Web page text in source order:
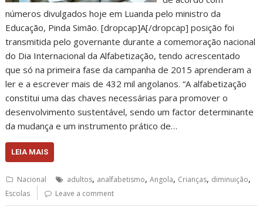
números divulgados hoje em Luanda pelo ministro da
Educação, Pinda Simão. [dropcap]A[/dropcap] posição foi
transmitida pelo governante durante a comemoração nacional
do Dia Internacional da Alfabetização, tendo acrescentado
que só na primeira fase da campanha de 2015 aprenderam a
ler e a escrever mais de 432 mil angolanos. “A alfabetização
constitui uma das chaves necessárias para promover o
desenvolvimento sustentável, sendo um factor determinante
da mudança e um instrumento prático de…
LEIA MAIS
Nacional adultos, analfabetismo,Angola, Crianças, diminuição,
Escolas Leave a comment